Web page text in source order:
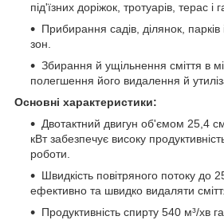
під'їзних доріжок, тротуарів, терас і
Прибирання садів, ділянок, парків
зон.
Збирання й ущільнення сміття в
полегшення його видалення й
Основні характеристики:
Двотактний двигун об'ємом 25,4
кВт забезпечує високу
роботи.
Швидкість повітряного потоку до
ефективно та швидко видаляти
Продуктивність спирту 540 м³/хв